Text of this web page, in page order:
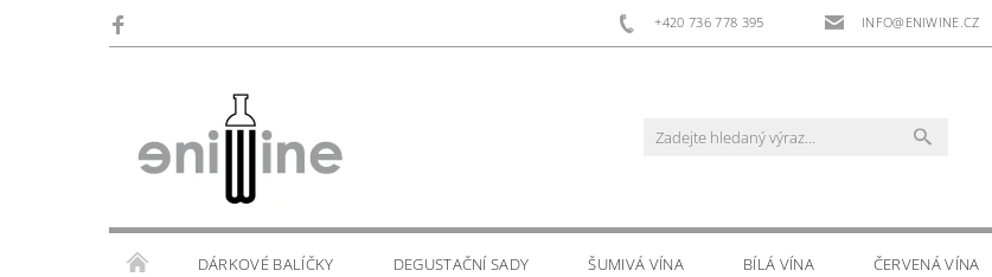
+420 736 778 395 INFO@ENIWINE.CZ
DÁRKOVÉ BALÍČKY DEGUSTAČNÍ SADY ŠUMIVÁ VÍNA BÍLÁ VÍNA ČERVENÁ VÍNA